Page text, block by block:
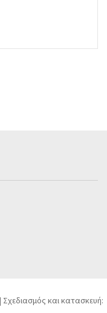
και κατασκευή: